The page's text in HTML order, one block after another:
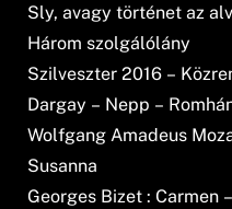
Sly, avagy történet az
Három szolgálólány
Szilveszter 2016 –
Dargay – Nepp –
Wolfgang Amadeus
Susanna
Georges Bizet : Carmen